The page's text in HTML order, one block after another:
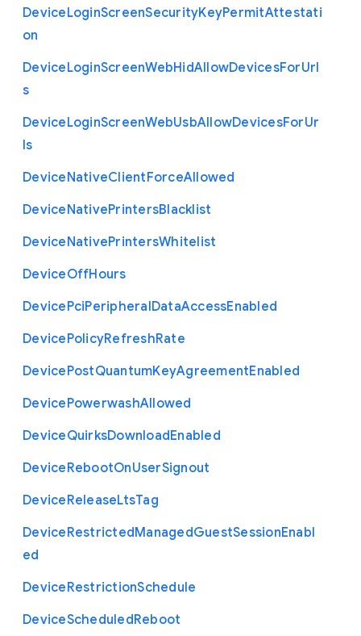
DeviceLoginScreenSecurityKeyPermitAttestati
on
DeviceLoginScreenWebHidAllowDevicesForUrl
s
DeviceLoginScreenWebUsbAllowDevicesForUr
ls
DeviceNativeClientForceAllowed
DeviceNativePrintersBlacklist
DeviceNativePrintersWhitelist
DeviceOffHours
DevicePciPeripheralDataAccessEnabled
DevicePolicyRefreshRate
DevicePostQuantumKeyAgreementEnabled
DevicePowerwashAllowed
DeviceQuirksDownloadEnabled
DeviceRebootOnUserSignout
DeviceReleaseLtsTag
DeviceRestrictedManagedGuestSessionEnabl
ed
DeviceRestrictionSchedule
DeviceScheduledReboot